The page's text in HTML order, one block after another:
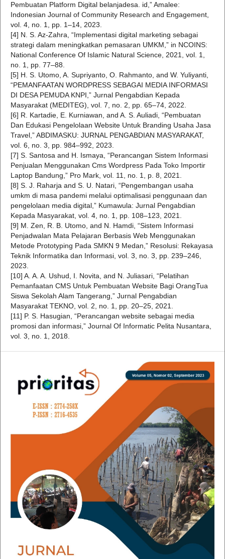
Pembuatan Platform Digital belanjadesa. id,” Amalee:
Indonesian Journal of Community Research and Engagement,
vol. 4, no. 1, pp. 1–14, 2023.
[4] N. S. Az-Zahra, “Implementasi digital marketing sebagai
strategi dalam meningkatkan pemasaran UMKM,” in NCOINS:
National Conference Of Islamic Natural Science, 2021, vol. 1,
no. 1, pp. 77–88.
[5] H. S. Utomo, A. Supriyanto, O. Rahmanto, and W. Yuliyanti,
“PEMANFAATAN WORDPRESS SEBAGAI MEDIA INFORMASI
DI DESA PEMUDA KNPI,” Jurnal Pengabdian Kepada
Masyarakat (MEDITEG), vol. 7, no. 2, pp. 65–74, 2022.
[6] R. Kartadie, E. Kurniawan, and A. S. Auliadi, “Pembuatan
Dan Edukasi Pengelolaan Website Untuk Branding Usaha Jasa
Travel,” ABDIMASKU: JURNAL PENGABDIAN MASYARAKAT,
vol. 6, no. 3, pp. 984–992, 2023.
[7] S. Santosa and H. Ismaya, “Perancangan Sistem Informasi
Penjualan Menggunakan Cms Wordpress Pada Toko Importir
Laptop Bandung,” Pro Mark, vol. 11, no. 1, p. 8, 2021.
[8] S. J. Raharja and S. U. Natari, “Pengembangan usaha
umkm di masa pandemi melalui optimalisasi penggunaan dan
pengelolaan media digital,” Kumawula: Jurnal Pengabdian
Kepada Masyarakat, vol. 4, no. 1, pp. 108–123, 2021.
[9] M. Zen, R. B. Utomo, and N. Hamdi, “Sistem Informasi
Penjadwalan Mata Pelajaran Berbasis Web Menggunakan
Metode Prototyping Pada SMKN 9 Medan,” Resolusi: Rekayasa
Teknik Informatika dan Informasi, vol. 3, no. 3, pp. 239–246,
2023.
[10] A. A. A. Ushud, I. Novita, and N. Juliasari, “Pelatihan
Pemanfaatan CMS Untuk Pembuatan Website Bagi OrangTua
Siswa Sekolah Alam Tangerang,” Jurnal Pengabdian
Masyarakat TEKNO, vol. 2, no. 1, pp. 20–25, 2021.
[11] P. S. Hasugian, “Perancangan website sebagai media
promosi dan informasi,” Journal Of Informatic Pelita Nusantara,
vol. 3, no. 1, 2018.